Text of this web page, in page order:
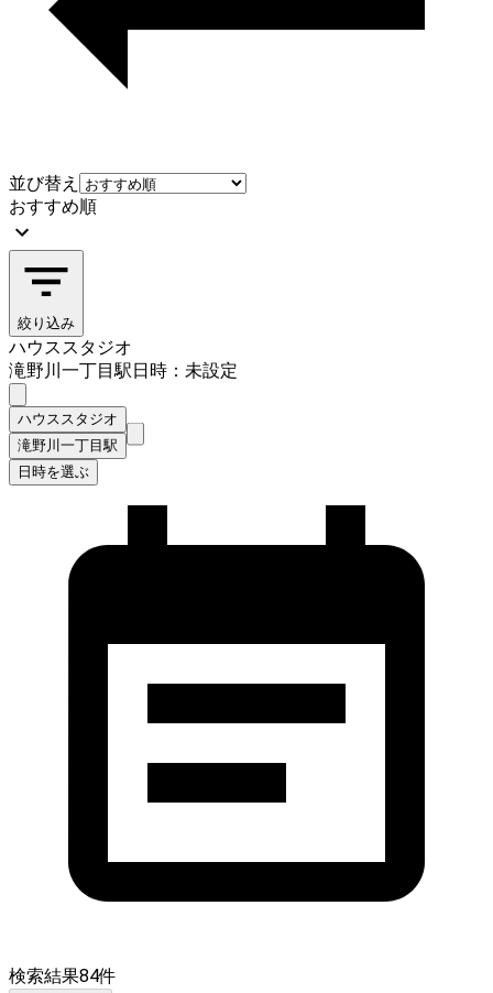
並び替え
おすすめ順
絞り込み
ハウススタジオ
滝野川一丁目駅日時：未設定
ハウススタジオ
滝野川一丁目駅
日時を選ぶ
検索結果84件